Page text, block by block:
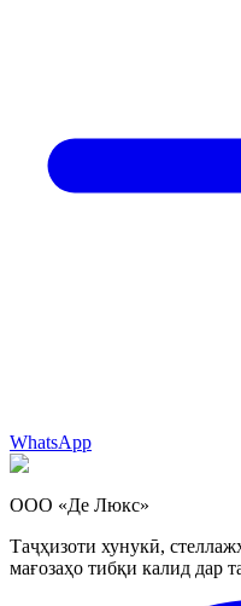
WhatsApp
ООО «Де Люкс»
Таҷҳизоти хунукӣ,
мағозаҳо тибқи калид дар